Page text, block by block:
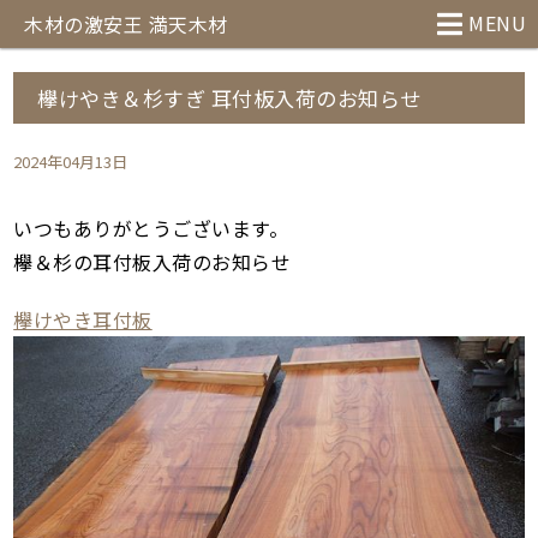
MENU
木材の激安王 満天木材
欅けやき＆杉すぎ 耳付板入荷のお知らせ
2024年04月13日
いつもありがとうございます。
欅＆杉の耳付板入荷のお知らせ
欅けやき耳付板